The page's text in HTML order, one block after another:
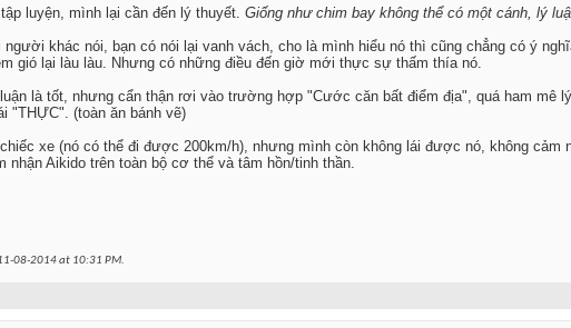
luyện, mình lại cần đến lý thuyết. Giống như chim bay không thể có một cánh, lý
khác nói, bạn có nói lại vanh vách, cho là mình hiểu nó thì cũng chẳng có ý
gió lại làu làu. Nhưng có những điều đến giờ mới thực sự thấm thía nó.
là tốt, nhưng cẩn thận rơi vào trường hợp "Cước căn bất điểm địa", quá ham
"THỰC". (toàn ăn bánh vẽ)
xe (nó có thể đi được 200km/h), nhưng mình còn không lái được nó, không
nhận Aikido trên toàn bộ cơ thể và tâm hồn/tinh thần.
08-2014 at 10:31 PM.